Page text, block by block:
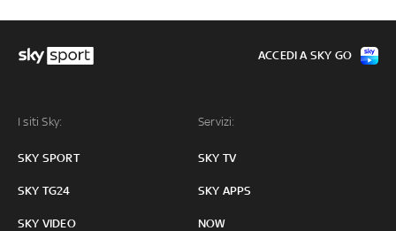
I siti Sky:
SKY SPORT
SKY TG24
SKY VIDEO
Servizi:
SKY TV
SKY APPS
NOW
ACCEDI A SKY GO